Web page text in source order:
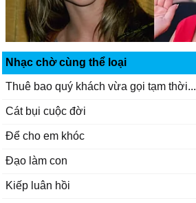
Nhạc chờ cùng thể loại
Thuê bao quý khách vừa gọi tạm thời...
Cát bụi cuộc đời
Để cho em khóc
Đạo làm con
Kiếp luân hồi